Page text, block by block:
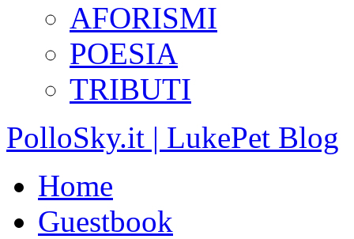
AFORISMI
POESIA
TRIBUTI
PolloSky.it | LukePet Blog
Home
Guestbook